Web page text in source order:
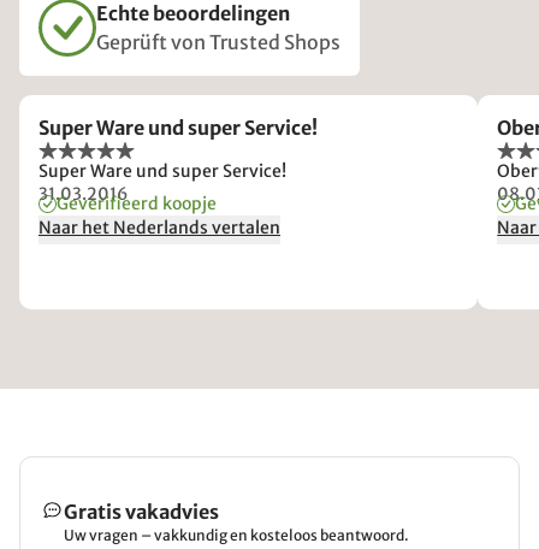
Echte beoordelingen
Geprüft von Trusted Shops
Super Ware und super Service!
Super Ware und super Service!
31.03.2016
Geverifieerd koopje
Naar het Nederlands vertalen
Gratis vakadvies
Uw vragen – vakkundig en kosteloos beantwoord.